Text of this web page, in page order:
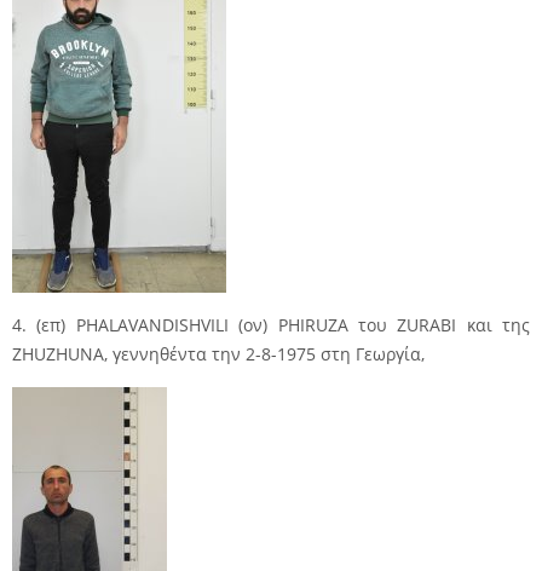
4. (επ) PHALAVANDISHVILI (ον) PHIRUZA του ZURABI και της
ZHUZHUNA, γεννηθέντα την 2-8-1975 στη Γεωργία,